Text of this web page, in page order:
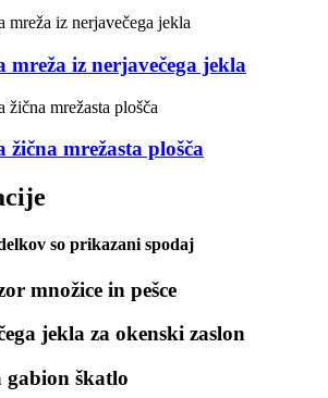
mreža iz nerjavečega jekla
žična mrežasta plošča
so prikazani spodaj
množice in pešce
jekla za okenski zaslon
gabion škatlo